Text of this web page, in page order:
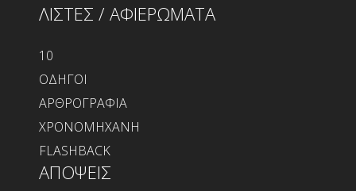
ΛΙΣΤΕΣ / ΑΦΙΕΡΩΜΑΤΑ
10
ΟΔΗΓΟΙ
ΑΡΘΡΟΓΡΑΦΙΑ
ΧΡΟΝΟΜΗΧΑΝΗ
FLASHBACK
ΑΠΟΨΕΙΣ